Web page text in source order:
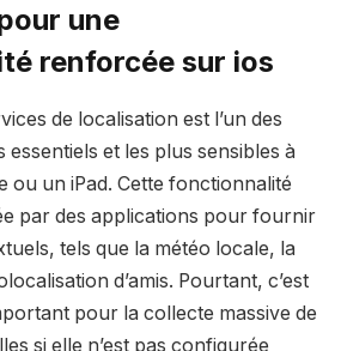
une
renforcée sur ios
de localisation est l’un des
essentiels et les plus sensibles à
ou un iPad. Cette fonctionnalité
par des applications pour fournir
tels que la météo locale, la
d’amis. Pourtant, c’est
pour la collecte massive de
si elle n’est pas configurée